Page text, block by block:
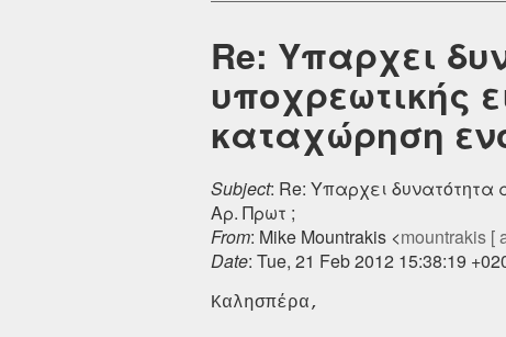
Re: Υπαρχει
υποχρεωτικής
καταχώρηση
Subject: Re: Υπαρχει
Αρ. Πρωτ ;
From: Mike Mountrakis <mountrakis [
Date: Tue, 21 Feb 2012 15:38:19
Καλησπέρα,